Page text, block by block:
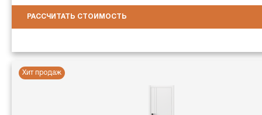
РАССЧИТАТЬ СТОИМОСТЬ
Хит продаж